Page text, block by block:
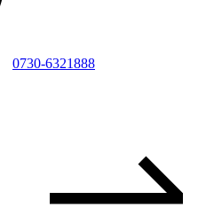
0730-6321888